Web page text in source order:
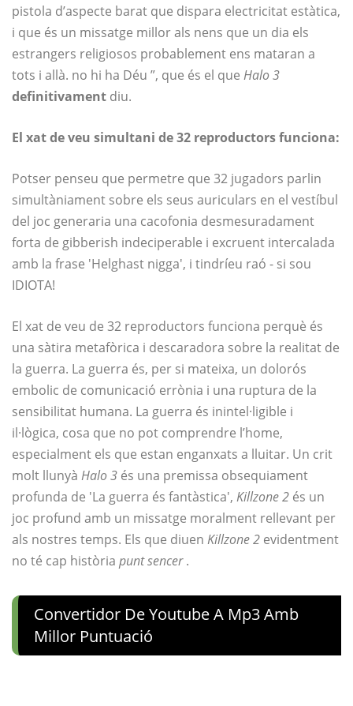
pistola d’aspecte barat que dispara electricitat estàtica,
i que és un missatge millor als nens que un dia els
estrangers religiosos probablement ens mataran a
tots i allà. no hi ha Déu ”, que és el que Halo 3
definitivament diu.
El xat de veu simultani de 32 reproductors funciona:
Potser penseu que permetre que 32 jugadors parlin
simultàniament sobre els seus auriculars en el vestíbul
del joc generaria una cacofonia desmesuradament
forta de gibberish indeciperable i excruent intercalada
amb la frase 'Helghast nigga', i tindríeu raó - si sou
IDIOTA!
El xat de veu de 32 reproductors funciona perquè és
una sàtira metafòrica i descaradora sobre la realitat de
la guerra. La guerra és, per si mateixa, un dolorós
embolic de comunicació errònia i una ruptura de la
sensibilitat humana. La guerra és inintel·ligible i
il·lògica, cosa que no pot comprendre l’home,
especialment els que estan enganxats a lluitar. Un crit
molt llunyà Halo 3 és una premissa obsequiament
profunda de 'La guerra és fantàstica', Killzone 2 és un
joc profund amb un missatge moralment rellevant per
als nostres temps. Els que diuen Killzone 2 evidentment
no té cap història punt sencer.
Convertidor De Youtube A Mp3 Amb
Millor Puntuació